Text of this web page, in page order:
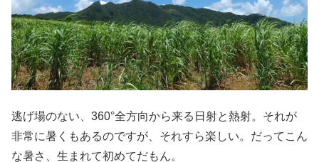
逃げ場のない、360°全方向から来る日射と熱射。それが
非常に暑くもあるのですが、それすら楽しい。だってこん
な暑さ、生まれて初めてだもん。